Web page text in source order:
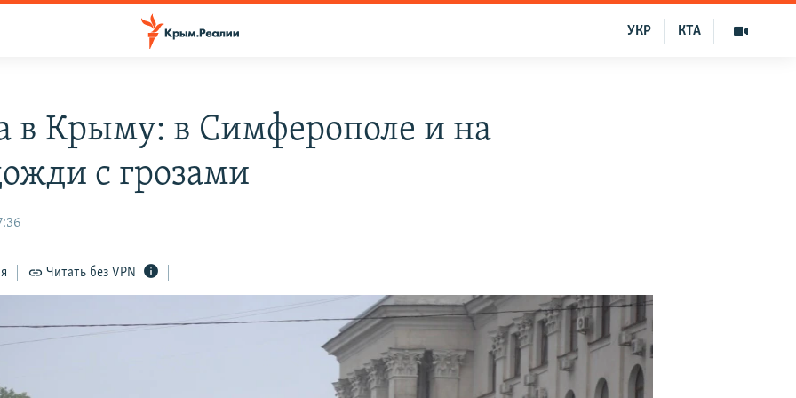
КТА
УКР
в Крыму: в Симферополе и на
с грозами
Читать без VPN